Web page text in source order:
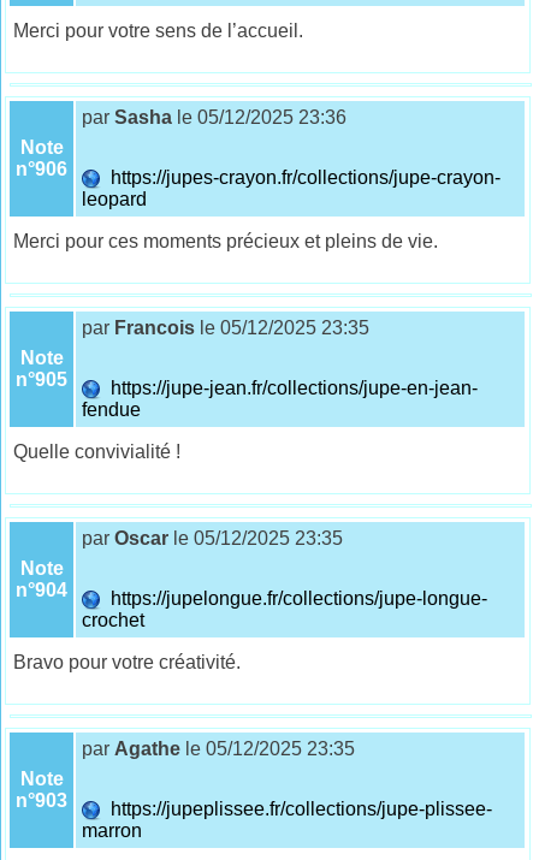
Merci pour votre sens de l’accueil.
Note
n°906
parSasha le 05/12/2025 23:36
https://jupes-crayon.fr/collections/jupe-crayon-
leopard
Merci pour ces moments précieux et pleins de vie.
Note
n°905
par Francois le 05/12/2025 23:35
https://jupe-jean.fr/collections/jupe-en-jean-
fendue
Quelle convivialité !
Note
n°904
parOscar le 05/12/2025 23:35
https://jupelongue.fr/collections/jupe-longue-
crochet
Bravo pour votre créativité.
Note
n°903
par Agathe le 05/12/2025 23:35
https://jupeplissee.fr/collections/jupe-plissee-
marron